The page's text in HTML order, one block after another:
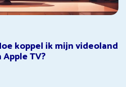
koppel ik mijn videoland
TV?